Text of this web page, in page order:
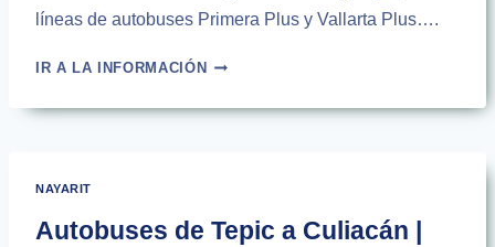
líneas de autobuses Primera Plus y Vallarta Plus….
IR A LA INFORMACIÓNCENTRAL
AUTOBUSES
NAYARIT
Autobuses de Tepic a Culiacán |